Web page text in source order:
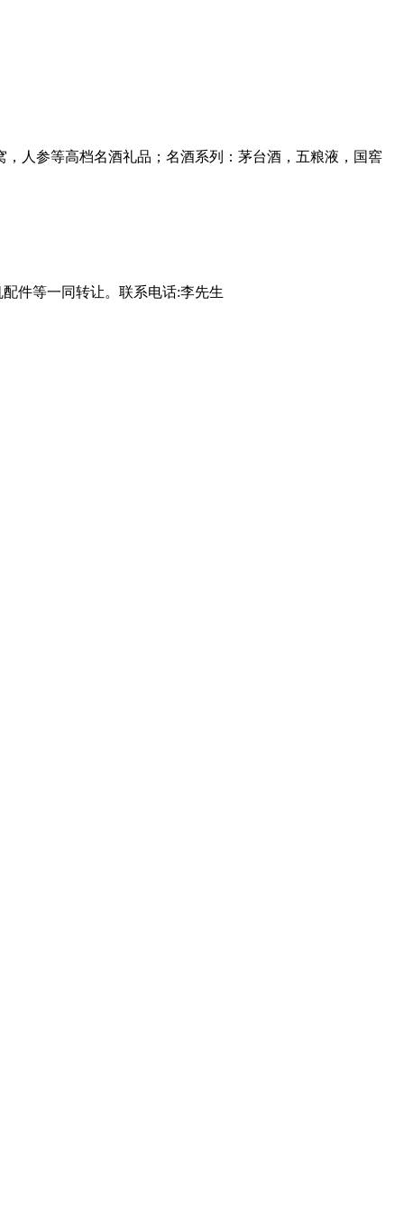
人参等高档名酒礼品；名酒系列：茅台酒，五粮液，国窖
件等一同转让。联系电话:李先生